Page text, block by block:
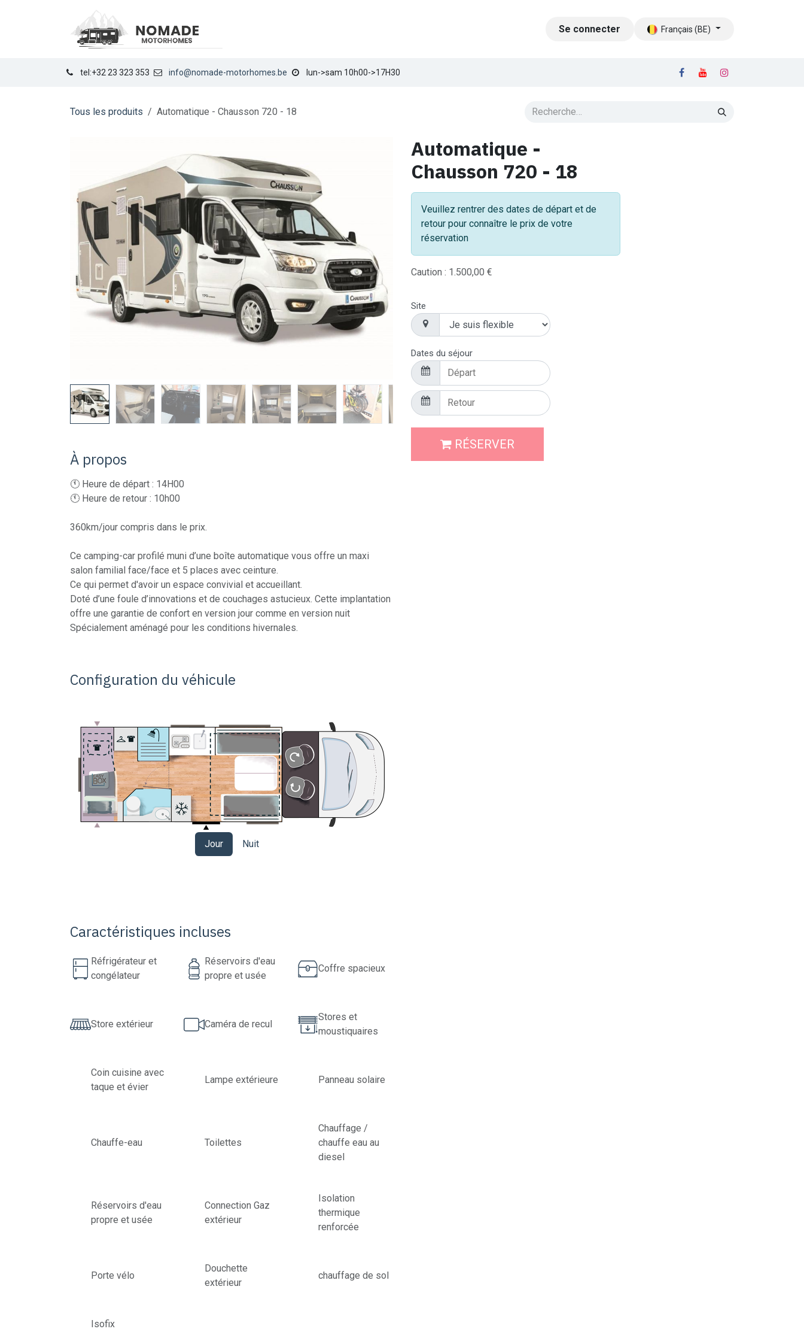
CONTACT
Se connecter Français (BE)
tel:+32 23 323 353 info@nomade-motorhomes.be lun->sam 10h00->17H30
Tous les produits Automatique - Chausson 720 - 18
À propos
🕚 Heure de départ : 14H00
🕚 Heure de retour : 10h00
360km/jour compris dans le prix.
Ce camping-car profilé muni d’une boîte automatique vous offre un maxi
salon familial face/face et 5 places avec ceinture.
Ce qui permet d'avoir un espace convivial et accueillant.
Doté d’une foule d’innovations et de couchages astucieux. Cette implantation
offre une garantie de confort en version jour comme en version nuit
Spécialement aménagé pour les conditions hivernales.
Configuration du véhicule
Jour Nuit
Caractéristiques incluses
Réfrigérateur et
congélateur
Réservoirs d'eau
propre et usée
Coffre spacieux
Store extérieur Caméra de recul
Stores et
moustiquaires
Coin cuisine avec
taque et évier
Lampe extérieure Panneau solaire
Chauffe-eau Toilettes
Chauffage /
chauffe eau au
diesel
Réservoirs d'eau
propre et usée
Connection Gaz
extérieur
Isolation
thermique
renforcée
Porte vélo
Douchette
extérieur
chauffage de sol
Isofix
Automatique -
Chausson 720 - 18
Veuillez rentrer des dates de départ et de
retour pour connaître le prix de votre
réservation
Caution : 1.500,00 €
Site
Dates du séjour
RÉSERVER